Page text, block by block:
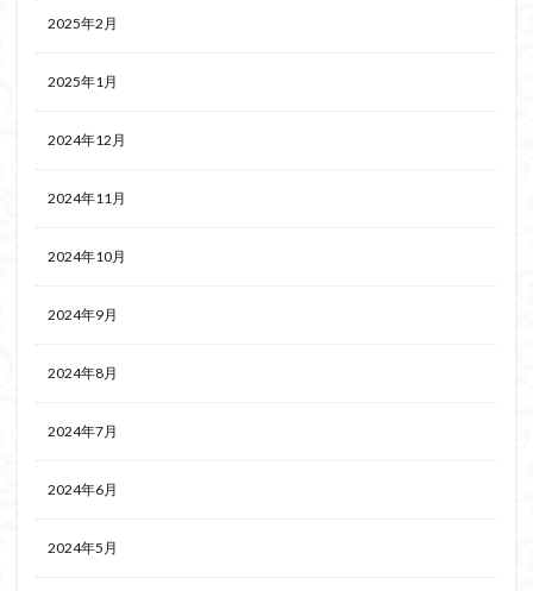
2025年2月
2025年1月
2024年12月
2024年11月
2024年10月
2024年9月
2024年8月
2024年7月
2024年6月
2024年5月